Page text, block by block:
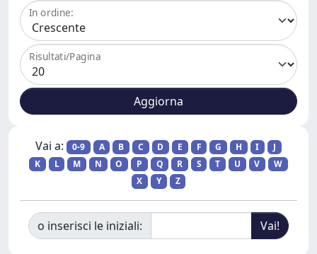
In ordine:
Risultati/Pagina
Vai a: 0-9 A B C D E F G H I
J
K
L M N O P Q R S T U V
W
X
Y Z
o inserisci le iniziali: